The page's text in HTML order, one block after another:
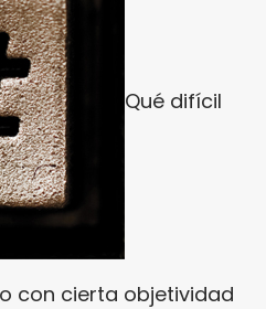
Qué difícil
con cierta objetividad